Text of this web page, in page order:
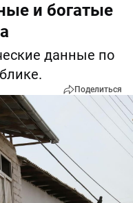
и богатые
данные по
Поделиться